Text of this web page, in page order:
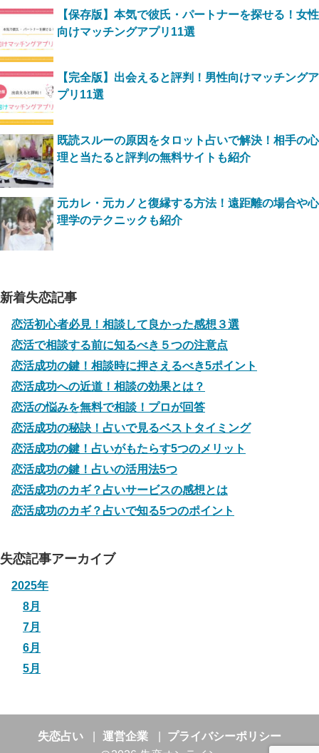
【保存版】本気で彼氏・パートナーを探せる！女性
向けマッチングアプリ11選
【完全版】出会えると評判！男性向けマッチングア
プリ11選
既読スルーの原因をタロット占いで解決！相手の心
理と当たると評判の無料サイトも紹介
元カレ・元カノと復縁する方法！遠距離の場合や心
理学のテクニックも紹介
新着失恋記事
恋活初心者必見！相談して良かった感想３選
恋活で相談する前に知るべき５つの注意点
恋活成功の鍵！相談時に押さえるべき5ポイント
恋活成功への近道！相談の効果とは？
恋活の悩みを無料で相談！プロが回答
恋活成功の秘訣！占いで見るベストタイミング
恋活成功の鍵！占いがもたらす5つのメリット
恋活成功の鍵！占いの活用法5つ
恋活成功のカギ？占いサービスの感想とは
恋活成功のカギ？占いで知る5つのポイント
失恋記事アーカイブ
2025年
8月
7月
6月
5月
失恋占い 運営企業
プライバシーポリシー